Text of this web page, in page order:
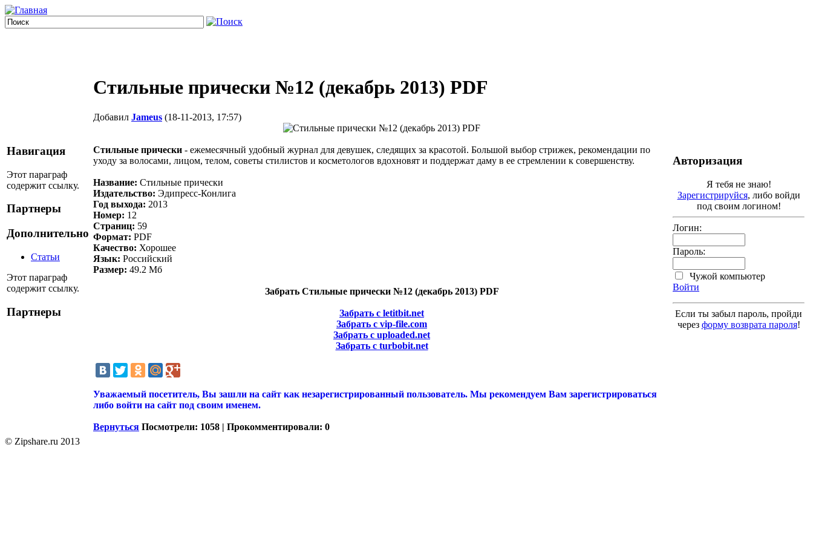
Навигация
Этот параграф
содержит ссылку.
Партнеры
Дополнительно
Статьи
Этот параграф
содержит ссылку.
Партнеры
Стильные прически №12 (декабрь 2013) PDF
Добавил Jameus (18-11-2013, 17:57)
Стильные прически - ежемесячный удобный журнал для девушек, следящих за красотой. Большой выбор стрижек, рекомендации по
уходу за волосами, лицом, телом, советы стилистов и косметологов вдохновят и поддержат даму в ее стремлении к совершенству.
Название: Стильные прически
Издательство: Эдипресс-Конлига
Год выхода: 2013
Номер: 12
Страниц: 59
Формат: PDF
Качество: Хорошее
Язык: Российский
Размер: 49.2 Мб
Забрать Стильные прически №12 (декабрь 2013) PDF
Забрать с letitbit.net
Забрать с vip-file.com
Забрать с uploaded.net
Забрать с turbobit.net
Уважаемый посетитель, Вы зашли на сайт как незарегистрированный пользователь. Мы рекомендуем Вам зарегистрироваться
либо войти на сайт под своим именем.
Вернуться Посмотрели: 1058 | Прокомментировали: 0
Авторизация
Я тебя не знаю!
Зарегистрируйся, либо войди
под своим логином!
Логин:
Пароль:
Чужой компьютер
Войти
Если ты забыл пароль, пройди
через форму возврата пароля!
© Zipshare.ru 2013